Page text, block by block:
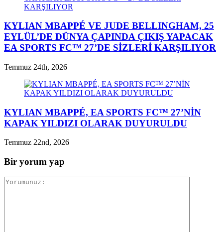
KYLIAN MBAPPÉ VE JUDE BELLINGHAM, 25
EYLÜL’DE DÜNYA ÇAPINDA ÇIKIŞ YAPACAK
EA SPORTS FC™ 27’DE SİZLERİ KARŞILIYOR
Temmuz 24th, 2026
KYLIAN MBAPPÉ, EA SPORTS FC™ 27’NİN
KAPAK YILDIZI OLARAK DUYURULDU
Temmuz 22nd, 2026
Bir yorum yap